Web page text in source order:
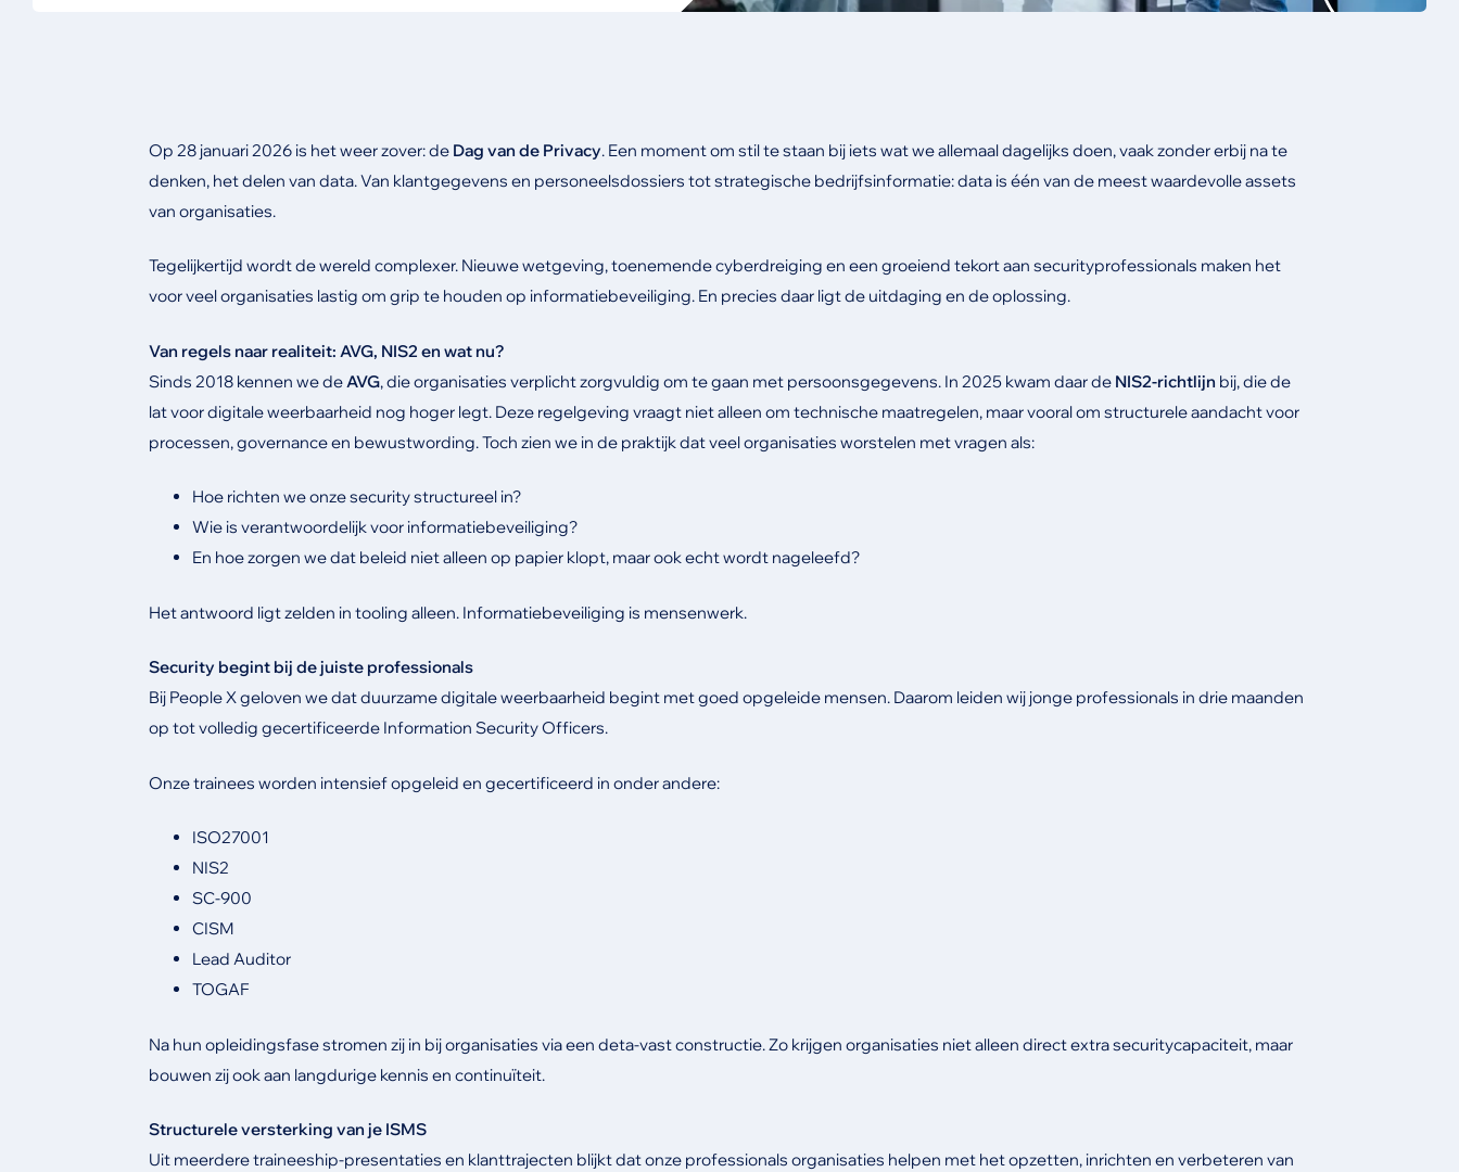
Op 28 januari 2026 is het weer zover: de Dag van de Privacy. Een moment om stil te staan bij iets wat we allemaal dagelijks doen, vaak zonder erbij na te
denken, het delen van data. Van klantgegevens en personeelsdossiers tot strategische bedrijfsinformatie: data is één van de meest waardevolle assets
van organisaties.
Tegelijkertijd wordt de wereld complexer. Nieuwe wetgeving, toenemende cyberdreiging en een groeiend tekort aan securityprofessionals maken het
voor veel organisaties lastig om grip te houden op informatiebeveiliging. En precies daar ligt de uitdaging en de oplossing.
Van regels naar realiteit: AVG, NIS2 en wat nu?
Sinds 2018 kennen we deAVG, die organisaties verplicht zorgvuldig om te gaan met persoonsgegevens. In 2025 kwam daar de NIS2-richtlijn bij, die de
lat voor digitale weerbaarheid nog hoger legt. Deze regelgeving vraagt niet alleen om technische maatregelen, maar vooral om structurele aandacht voor
processen, governance en bewustwording. Toch zien we in de praktijk dat veel organisaties worstelen met vragen als:
Hoe richten we onze security structureel in?
Wie is verantwoordelijk voor informatiebeveiliging?
En hoe zorgen we dat beleid niet alleen op papier klopt, maar ook echt wordt nageleefd?
Het antwoord ligt zelden in tooling alleen. Informatiebeveiliging is mensenwerk.
Security begint bij de juiste professionals
Bij People X geloven we dat duurzame digitale weerbaarheid begint met goed opgeleide mensen. Daarom leiden wij jonge professionals in drie maanden
op tot volledig gecertificeerde Information Security Officers.
Onze trainees worden intensief opgeleid en gecertificeerd in onder andere:
ISO27001
NIS2
SC-900
CISM
Lead Auditor
TOGAF
Na hun opleidingsfase stromen zij in bij organisaties via een deta-vast constructie. Zo krijgen organisaties niet alleen direct extra securitycapaciteit, maar
bouwen zij ook aan langdurige kennis en continuïteit.
Structurele versterking van je ISMS
Uit meerdere traineeship-presentaties en klanttrajecten blijkt dat onze professionals organisaties helpen met het opzetten, inrichten en verbeteren van